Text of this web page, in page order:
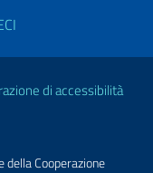
di accessibilità
Cooperazione